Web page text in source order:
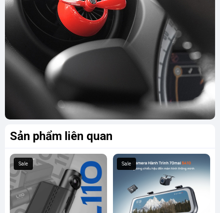
Sản phẩm liên quan
Sale Sale